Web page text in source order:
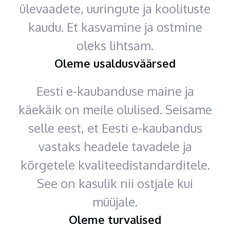
ülevaadete, uuringute ja koolituste
kaudu. Et kasvamine ja ostmine
oleks lihtsam.
Oleme usaldusväärsed
Eesti e-kaubanduse maine ja
käekäik on meile olulised. Seisame
selle eest, et Eesti e-kaubandus
vastaks headele tavadele ja
kõrgetele kvaliteedistandarditele.
See on kasulik nii ostjale kui
müüjale.
Oleme turvalised